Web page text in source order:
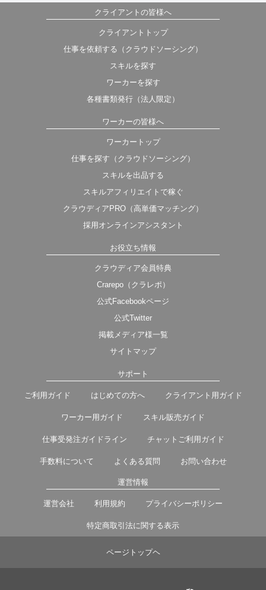
クライアントの皆様へ
クライアントトップ
仕事を依頼する（クラウドソーシング）
スキルを探す
ワーカーを探す
各種書類発行（法人限定）
ワーカーの皆様へ
ワーカートップ
仕事を探す（クラウドソーシング）
スキルを出品する
スキルアフィリエイトで稼ぐ
クラウディアPRO（高単価マッチング）
採用オンラインアシスタント
お役立ち情報
クラウディア会員特典
Crarepo（クラレポ）
公式Facebookページ
公式Twitter
掲載メディア様一覧
サイトマップ
サポート
ご利用ガイド はじめての方へ クライアント用ガイド
ワーカー用ガイド スキル販売ガイド
仕事受発注ガイドライン チャットご利用ガイド
手数料について よくある質問 お問い合わせ
運営情報
運営会社 利用規約 プライバシーポリシー
特定商取引法に関する表示
ページトップヘ